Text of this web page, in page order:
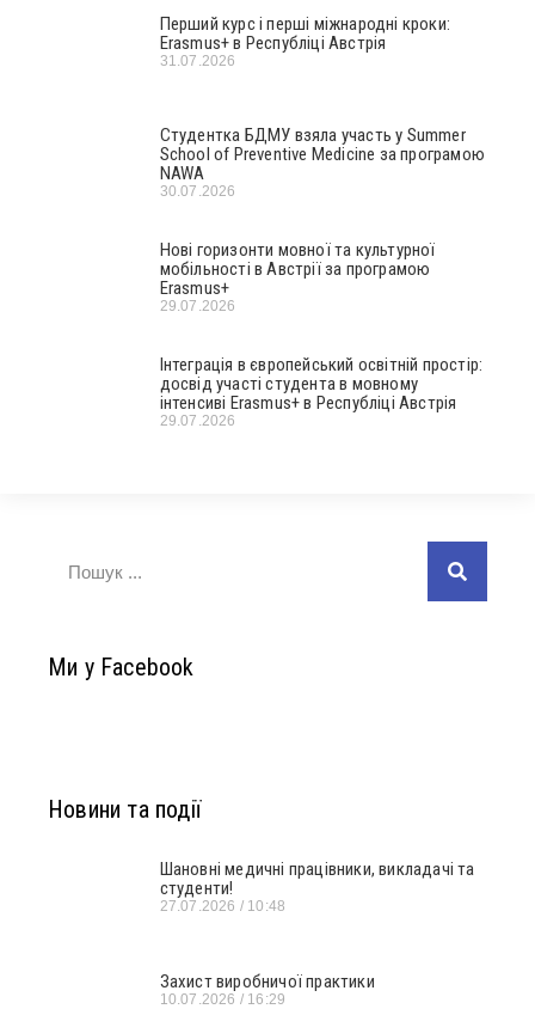
Перший курс і перші міжнародні кроки:
Erasmus+ в Республіці Австрія
31.07.2026
Студентка БДМУ взяла участь у Summer
School of Preventive Medicine за програмою
NAWA
30.07.2026
Нові горизонти мовної та культурної
мобільності в Австрії за програмою
Erasmus+
29.07.2026
Інтеграція в європейський освітній простір:
досвід участі студента в мовному
інтенсиві Erasmus+ в Республіці Австрія
29.07.2026
Ми у Facebook
Новини та події
Шановні медичні працівники, викладачі та
студенти!
27.07.2026 10:48
Захист виробничої практики
10.07.2026 16:29